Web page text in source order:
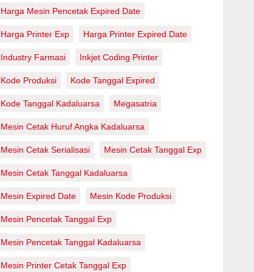
Harga Mesin Pencetak Expired Date
Harga Printer Exp Harga Printer Expired Date
Industry Farmasi Inkjet Coding Printer
Kode Produksi Kode Tanggal Expired
Kode Tanggal Kadaluarsa Megasatria
Mesin Cetak Huruf Angka Kadaluarsa
Mesin Cetak Serialisasi Mesin Cetak Tanggal Exp
Mesin Cetak Tanggal Kadaluarsa
Mesin Expired Date Mesin Kode Produksi
Mesin Pencetak Tanggal Exp
Mesin Pencetak Tanggal Kadaluarsa
Mesin Printer Cetak Tanggal Exp